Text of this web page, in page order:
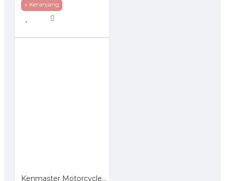
+ Keranjang
Kenmaster Motorcycle Wash Sponge Busa Spon Spons Cuci Mobil Motor 2 Pcs